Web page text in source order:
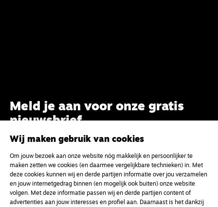
Meld je aan voor onze gratis
nieuwsbrief
Wij maken gebruik van cookies
Om jouw bezoek aan onze website nóg makkelijk en persoonlijker te
maken zetten we cookies (en daarmee vergelijkbare technieken) in. Met
deze cookies kunnen wij en derde partijen informatie over jou verzamelen
en jouw internetgedrag binnen (en mogelijk ook buiten) onze website
volgen. Met deze informatie passen wij en derde partijen content of
advertenties aan jouw interesses en profiel aan. Daarnaast is het dankzij